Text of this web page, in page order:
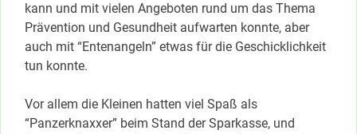
kann und mit vielen Angeboten rund um das Thema
Prävention und Gesundheit aufwarten konnte, aber
auch mit “Entenangeln” etwas für die Geschicklichkeit
tun konnte.
Vor allem die Kleinen hatten viel Spaß als
“Panzerknaxxer” beim Stand der Sparkasse, und